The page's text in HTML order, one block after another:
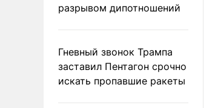
разрывом дипотношений
Гневный звонок Трампа
заставил Пентагон срочно
искать пропавшие ракеты